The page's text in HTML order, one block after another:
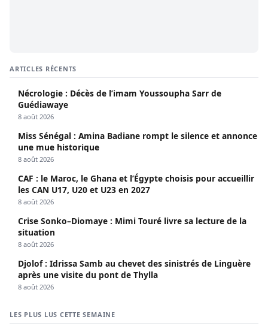
ARTICLES RÉCENTS
Nécrologie : Décès de l’imam Youssoupha Sarr de
Guédiawaye
8 août 2026
Miss Sénégal : Amina Badiane rompt le silence et annonce
une mue historique
8 août 2026
CAF : le Maroc, le Ghana et l’Égypte choisis pour accueillir
les CAN U17, U20 et U23 en 2027
8 août 2026
Crise Sonko–Diomaye : Mimi Touré livre sa lecture de la
situation
8 août 2026
Djolof : Idrissa Samb au chevet des sinistrés de Linguère
après une visite du pont de Thylla
8 août 2026
LES PLUS LUS CETTE SEMAINE